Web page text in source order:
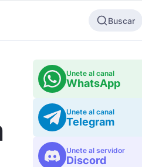
Buscar
Unete al canal
WhatsApp
Unete al canal
Telegram
Unete al servidor
Discord